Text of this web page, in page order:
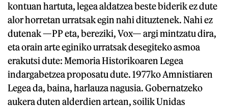
kontuan hartuta, legea aldatzea beste biderik ez dute
alor horretan urratsak egin nahi dituztenek. Nahi ez
dutenak —PP eta, bereziki, Vox— argi mintzatu dira,
eta orain arte eginiko urratsak desegiteko asmoa
erakutsi dute: Memoria Historikoaren Legea
indargabetzea proposatu dute. 1977ko Amnistiaren
Legea da, baina, harlauza nagusia. Gobernatzeko
aukera duten alderdien artean, soilik Unidas